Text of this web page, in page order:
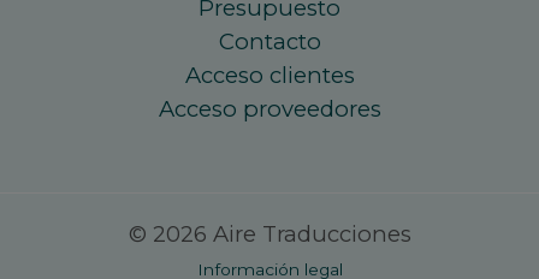
Presupuesto
Contacto
Acceso clientes
Acceso proveedores
© 2026 Aire Traducciones
Información legal